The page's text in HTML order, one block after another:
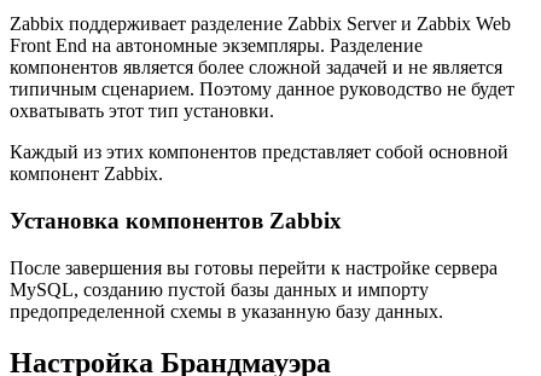
Zabbix поддерживает разделение Zabbix Server и Zabbix Web
Front End на автономные экземпляры. Разделение
компонентов является более сложной задачей и не является
типичным сценарием. Поэтому данное руководство не будет
охватывать этот тип установки.
Каждый из этих компонентов представляет собой основной
компонент Zabbix.
Установка компонентов Zabbix
После завершения вы готовы перейти к настройке сервера
MySQL, созданию пустой базы данных и импорту
предопределенной схемы в указанную базу данных.
Настройка Брандмауэра